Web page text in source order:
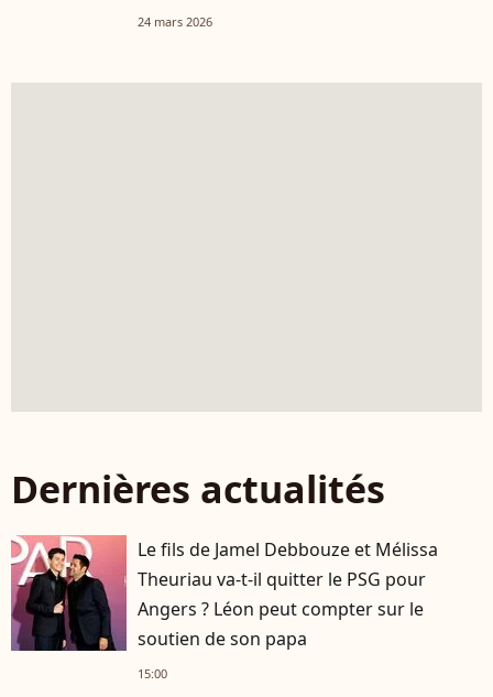
24 mars 2026
Dernières actualités
Le fils de Jamel Debbouze et Mélissa
Theuriau va-t-il quitter le PSG pour
Angers ? Léon peut compter sur le
soutien de son papa
15:00